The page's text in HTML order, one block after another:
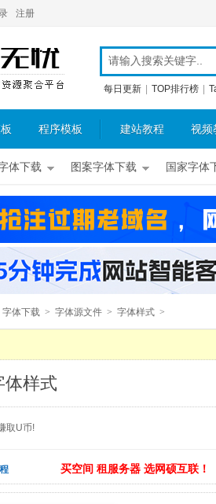
注册
每日更新 TOP排行榜
程序模板 建站教程 视频
体下载 图案字体下载 国家字体
字体下载 > 字体源文件 > 字体样式 >
体样式
取U币!
买空间 租服务器 选网硕互联！